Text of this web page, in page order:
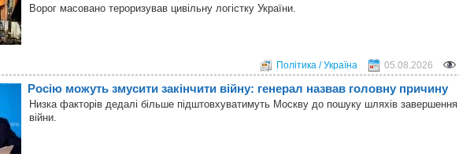
Ворог масовано тероризував цивільну логістку України.
Політика / Україна 05.08.2026
Росію можуть змусити закінчити війну: генерал назвав головну причину
Низка факторів дедалі більше підштовхуватимуть Москву до пошуку шляхів завершення
війни.